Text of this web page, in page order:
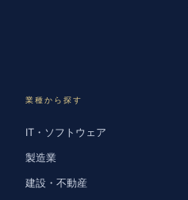
業種から探す
IT・ソフトウェア
製造業
建設・不動産